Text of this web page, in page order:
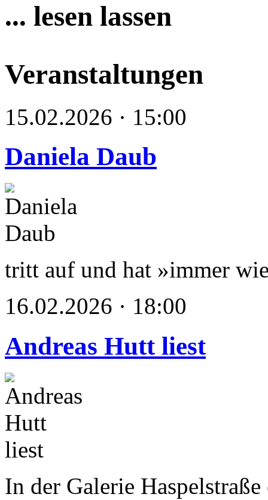
... lesen lassen
Veranstaltungen
15.02.2026 · 15:00
Daniela Daub
tritt auf und hat »immer
16.02.2026 · 18:00
Andreas Hutt liest
In der Galerie